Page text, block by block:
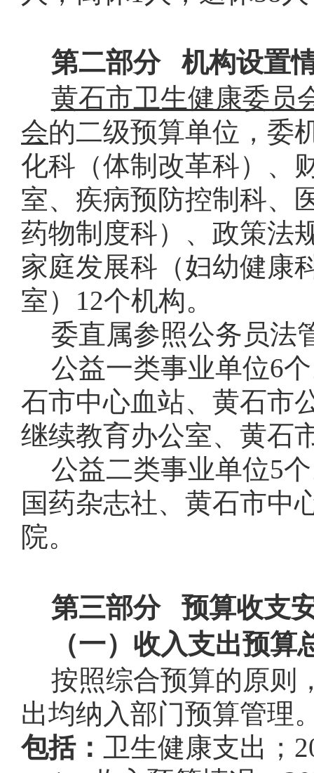
第二部分
机构设置
黄石市卫生健康委员
会的二级预算单位，委
化科（体制改革科）、
室、疾病预防控制科、
药物制度科）、政策法
家庭发展科（妇幼健康
室）12个机构。
委直属参照公务员法
公益一类事业单位6
石市中心血站、黄石市
继续教育办公室、黄石
公益二类事业单位5
国药杂志社、黄石市中
院。
第三部分
预算收支
（一）收入支出预
按照综合预算的原则
出均纳入部门预算管理
包括： 卫生健康支出；